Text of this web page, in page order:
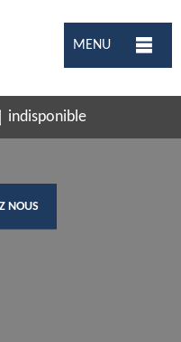
MENU
indisponible
NOUS